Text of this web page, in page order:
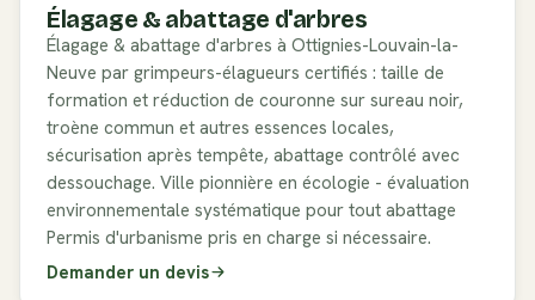
Élagage & abattage d'arbres
Élagage & abattage d'arbres à Ottignies-Louvain-la-
Neuve par grimpeurs-élagueurs certifiés : taille de
formation et réduction de couronne sur sureau noir,
troène commun et autres essences locales,
sécurisation après tempête, abattage contrôlé avec
dessouchage. Ville pionnière en écologie - évaluation
environnementale systématique pour tout abattage
Permis d'urbanisme pris en charge si nécessaire.
Demander un devis